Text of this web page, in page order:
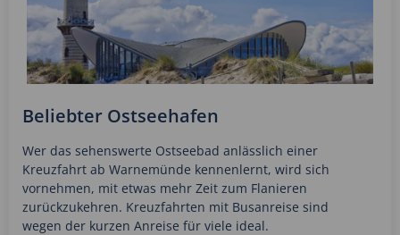
Beliebter Ostseehafen
Wer das sehenswerte Ostseebad anlässlich einer
Kreuzfahrt ab Warnemünde kennenlernt, wird sich
vornehmen, mit etwas mehr Zeit zum Flanieren
zurückzukehren. Kreuzfahrten mit Busanreise sind
wegen der kurzen Anreise für viele ideal.